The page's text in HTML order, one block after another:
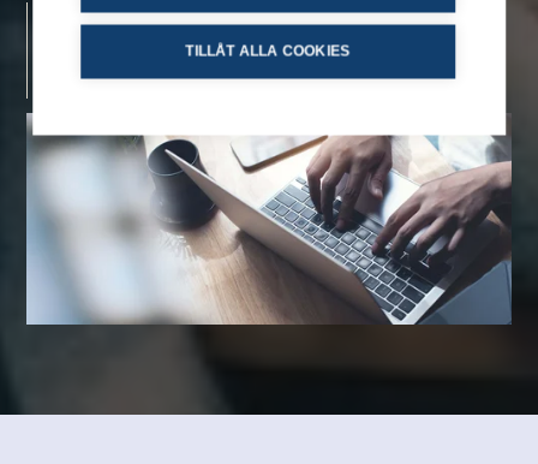
Logga in
Resurser
Jobba hos oss
TILLÅT ALLA COOKIES